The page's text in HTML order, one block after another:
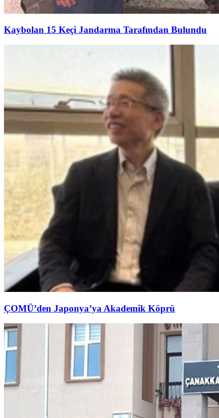
Kaybolan 15 Keçi Jandarma Tarafından Bulundu
ÇOMÜ’den Japonya’ya Akademik Köprü